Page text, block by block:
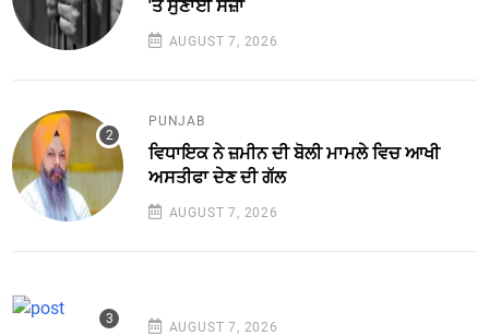
'ਤੇ ਸੁਣਾਈ ਸਜ਼ਾ
AUGUST 7, 2026
PUNJAB
ਵਿਧਾਇਕ ਨੇ ਜ਼ਮੀਨ ਦੀ ਬੋਲੀ ਮਾਮਲੇ ਵਿਚ ਆਖੀ
ਅਸਤੀਫਾ ਦੇਣ ਦੀ ਗੱਲ
AUGUST 7, 2026
AUGUST 7, 2026